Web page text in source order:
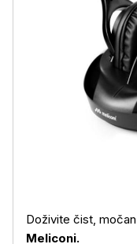
Doživite čist,
Meliconi.